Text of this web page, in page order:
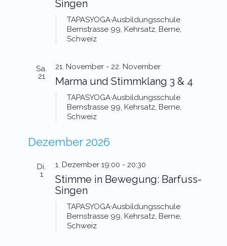
Singen
TAPASYOGA·Ausbildungsschule
Bernstrasse 99, Kehrsatz, Berne,
Schweiz
Sa.
21
Marma und Stimmklang 3 & 4
21. November- 22. November
TAPASYOGA·Ausbildungsschule
Bernstrasse 99, Kehrsatz, Berne,
Schweiz
Dezember 2026
Di.
1
Stimme in Bewegung: Barfuss-
Singen
1. Dezember 19:00 - 20:30
TAPASYOGA·Ausbildungsschule
Bernstrasse 99, Kehrsatz, Berne,
Schweiz